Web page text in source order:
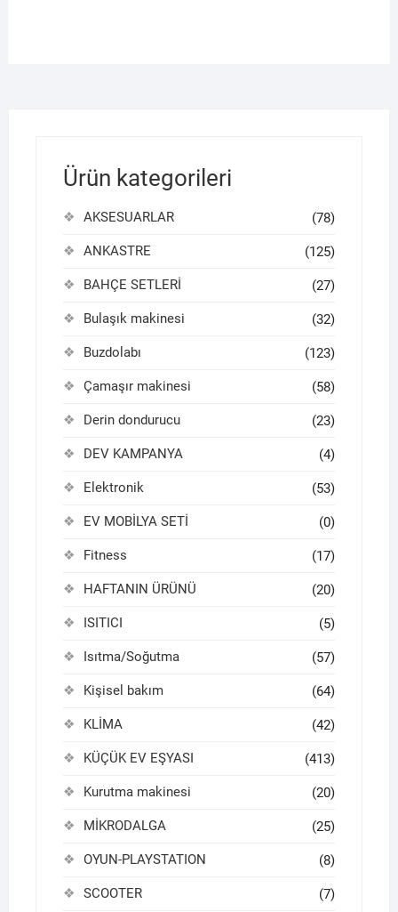
Ürün kategorileri
AKSESUARLAR (78)
ANKASTRE (125)
BAHÇE SETLERİ (27)
Bulaşık makinesi (32)
Buzdolabı (123)
Çamaşır makinesi (58)
Derin dondurucu (23)
DEV KAMPANYA (4)
Elektronik (53)
EV MOBİLYA SETİ (0)
Fitness (17)
HAFTANIN ÜRÜNÜ (20)
ISITICI (5)
Isıtma/Soğutma (57)
Kişisel bakım (64)
KLİMA (42)
KÜÇÜK EV EŞYASI (413)
Kurutma makinesi (20)
MİKRODALGA (25)
OYUN-PLAYSTATION (8)
SCOOTER (7)